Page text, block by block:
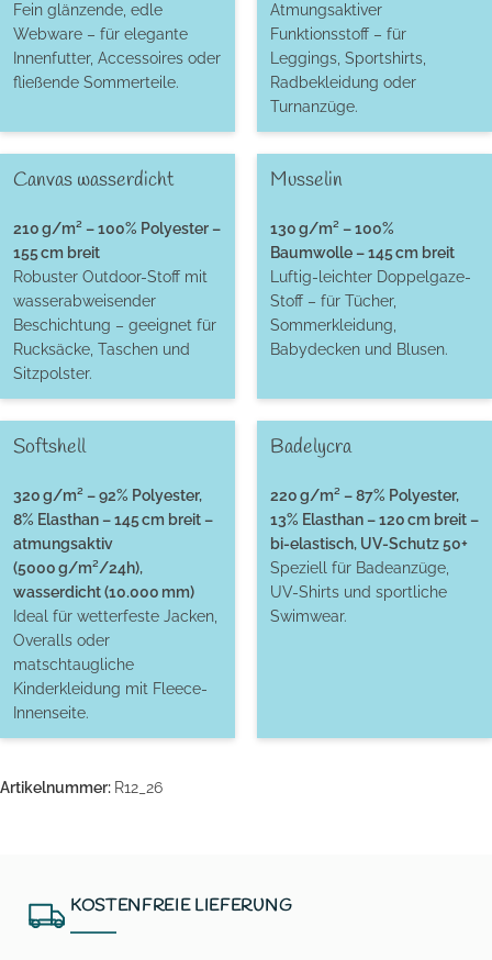
Fein glänzende, edle
Webware – für elegante
Innenfutter, Accessoires oder
fließende Sommerteile.
Atmungsaktiver
Funktionsstoff – für
Leggings, Sportshirts,
Radbekleidung oder
Turnanzüge.
Canvas wasserdicht
210 g/m² – 100% Polyester –
155 cm breit
Robuster Outdoor-Stoff mit
wasserabweisender
Beschichtung – geeignet für
Rucksäcke, Taschen und
Sitzpolster.
Musselin
130 g/m² – 100%
Baumwolle – 145 cm breit
Luftig-leichter Doppelgaze-
Stoff – für Tücher,
Sommerkleidung,
Babydecken und Blusen.
Softshell
320 g/m² – 92% Polyester,
8% Elasthan – 145 cm breit –
atmungsaktiv
(5000 g/m²/24h),
wasserdicht (10.000 mm)
Ideal für wetterfeste Jacken,
Overalls oder
matschtaugliche
Kinderkleidung mit Fleece-
Innenseite.
Badelycra
220 g/m² – 87% Polyester,
13% Elasthan – 120 cm breit –
bi-elastisch, UV-Schutz 50+
Speziell für Badeanzüge,
UV-Shirts und sportliche
Swimwear.
Artikelnummer: R12_26
KOSTENFREIE LIEFERUNG